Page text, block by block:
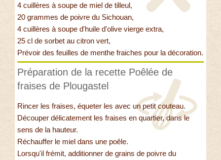
4 cuillères à soupe de miel de tilleul,
20 grammes de poivre du Sichouan,
4 cuillères à soupe d'huile d'olive vierge extra,
25 cl de sorbet au citron vert,
Prévoir des feuilles de menthe fraiches pour la décoration.
Préparation de la recette Poêlée de
fraises de Plougastel
Rincer les fraises, équeter les avec un petit couteau.
Découper délicatement les fraises en quartier, dans le
sens de la hauteur.
Réchauffer le miel dans une poêle.
Lorsqu'il frémit, additionner de grains de poivre du